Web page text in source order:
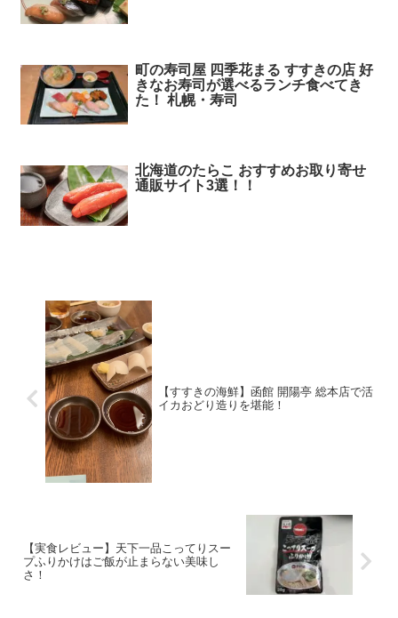
町の寿司屋 四季花まる すすきの店 好
きなお寿司が選べるランチ食べてき
た！ 札幌・寿司
北海道のたらこ おすすめお取り寄せ
通販サイト3選！！
【すすきの海鮮】函館 開陽亭 総本店で活
イカおどり造りを堪能！
【実食レビュー】天下一品こってりスー
プふりかけはご飯が止まらない美味し
さ！